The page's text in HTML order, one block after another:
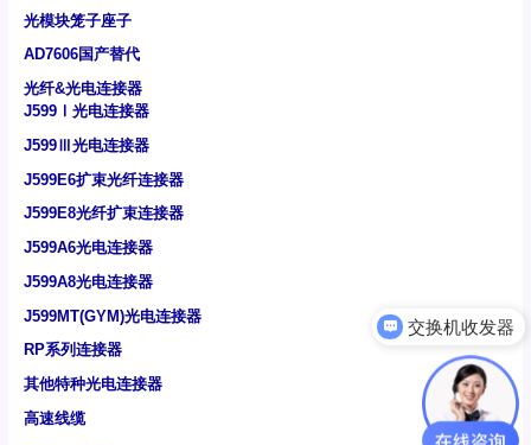
光模块笼子座子
AD7606国产替代
光纤&光电连接器
J599Ⅰ光电连接器
J599Ⅲ光电连接器
J599E6扩束光纤连接器
J599E8光纤扩束连接器
J599A6光电连接器
J599A8光电连接器
J599MT(GYM)光电连接器
RP系列连接器
其他特种光电连接器
高速线缆
交换机收发器